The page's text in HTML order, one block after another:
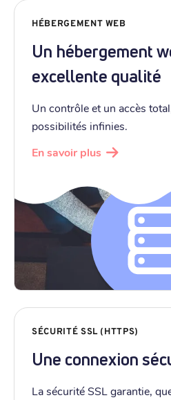
HÉBERGEMENT WEB
Un hébergement
excellente qualité
Un contrôle et un accès
possibilités infinies.
En savoir plus
SÉCURITÉ SSL (HTTPS)
Une connexion
La sécurité SSL garantie,